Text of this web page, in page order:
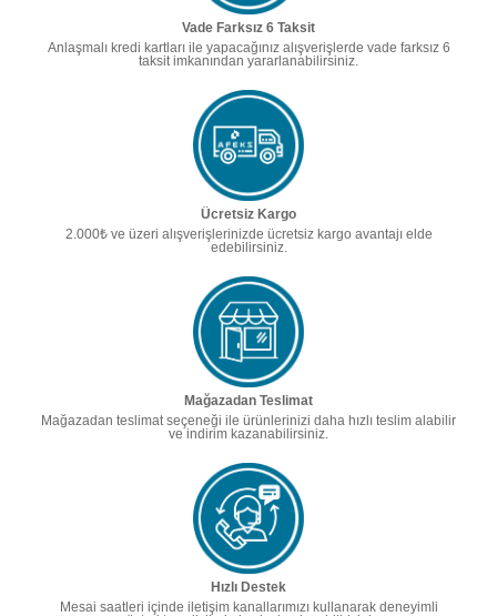
Vade Farksız 6 Taksit
Anlaşmalı kredi kartları ile yapacağınız alışverişlerde vade farksız 6
taksit imkanından yararlanabilirsiniz.
Ücretsiz Kargo
2.000₺ ve üzeri alışverişlerinizde ücretsiz kargo avantajı elde
edebilirsiniz.
Mağazadan Teslimat
Mağazadan teslimat seçeneği ile ürünlerinizi daha hızlı teslim alabilir
ve indirim kazanabilirsiniz.
Hızlı Destek
Mesai saatleri içinde iletişim kanallarımızı kullanarak deneyimli